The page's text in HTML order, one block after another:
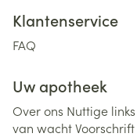
Klantenservice
FAQ
Uw apotheek
Over ons Nuttige links
van wachtVoorschrift